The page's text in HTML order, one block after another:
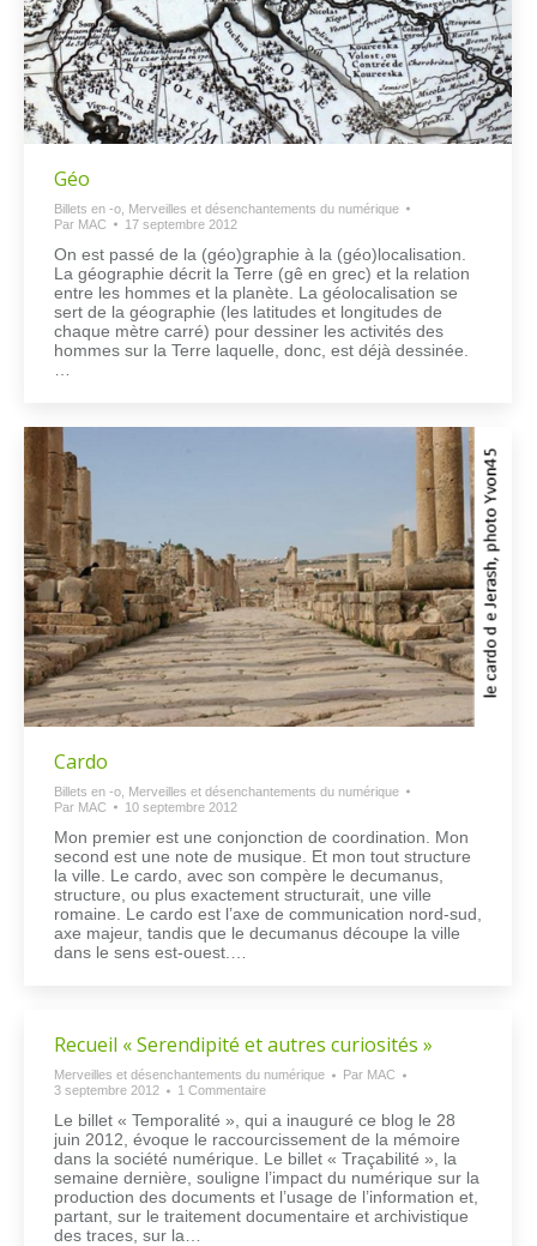
Géo
Billets en -o Merveilles et désenchantements du numérique
Par MAC 17 septembre 2012
On est passé de la (géo)graphie à la (géo)localisation.
La géographie décrit la Terre (gê en grec) et la relation
entre les hommes et la planète. La géolocalisation se
sert de la géographie (les latitudes et longitudes de
chaque mètre carré) pour dessiner les activités des
hommes sur la Terre laquelle, donc, est déjà dessinée.
Cardo
Billets en -o Merveilles et désenchantements du numérique
Par MAC 10 septembre 2012
Mon premier est une conjonction de coordination. Mon
second est une note de musique. Et mon tout structure
la ville. Le cardo, avec son compère le decumanus,
structure, ou plus exactement structurait, une ville
romaine. Le cardo est l’axe de communication nord-sud,
axe majeur, tandis que le decumanus découpe la ville
dans le sens est-ouest.…
Recueil « Serendipité et autres curiosités »
Merveilles et désenchantements du numérique Par MAC
3 septembre 2012
1 Commentaire
Le billet « Temporalité », qui a inauguré ce blog le 28
juin 2012, évoque le raccourcissement de la mémoire
dans la société numérique. Le billet « Traçabilité », la
semaine dernière, souligne l’impact du numérique sur la
production des documents et l’usage de l’information et,
partant, sur le traitement documentaire et archivistique
des traces, sur la…